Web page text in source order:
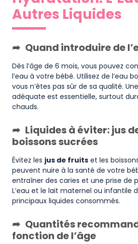
Autres Liquides
Quand introduire de
Dès l’âge de 6 mois, vous pouvez
l’eau à votre bébé. Utilisez de l’eau
vous n’êtes pas sûr de sa qualité.
adéquate est essentielle, surtout
chauds.
Liquides à éviter: jus
boissons sucrées
Évitez les jus de fruits et les
peuvent nuire à la santé de votre
entraîner des caries et une prise de
L’eau et le lait maternel ou infantile
principaux liquides consommés.
Quantités
fonction de l’âge